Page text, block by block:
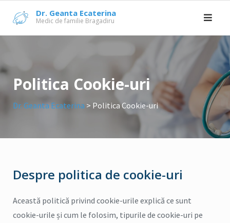
content
Dr. Geanta Ecaterina
Medic de familie Bragadiru
Politica Cookie-uri
Dr. Geanta Ecaterina > Politica Cookie-uri
Despre politica de cookie-uri
Această politică privind cookie-urile explică ce sunt
cookie-urile și cum le folosim, tipurile de cookie-uri pe